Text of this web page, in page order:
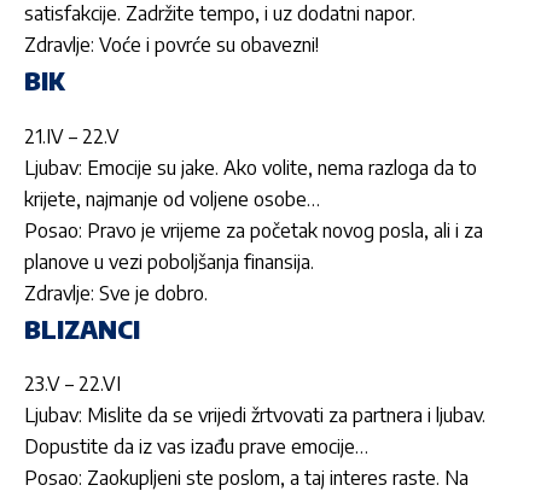
satisfakcije. Zadržite tempo, i uz dodatni napor.
Zdravlje: Voće i povrće su obavezni!
BIK
21.IV – 22.V
Ljubav: Emocije su jake. Ako volite, nema razloga da to
krijete, najmanje od voljene osobe…
Posao: Pravo je vrijeme za početak novog posla, ali i za
planove u vezi poboljšanja finansija.
Zdravlje: Sve je dobro.
BLIZANCI
23.V – 22.VI
Ljubav: Mislite da se vrijedi žrtvovati za partnera i ljubav.
Dopustite da iz vas izađu prave emocije…
Posao: Zaokupljeni ste poslom, a taj interes raste. Na